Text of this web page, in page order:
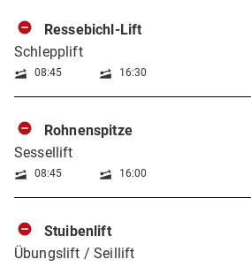
Ressebichl-Lift
Schlepplift
08:45 16:30
Rohnenspitze
Sessellift
08:45 16:00
Stuibenlift
Übungslift / Seillift